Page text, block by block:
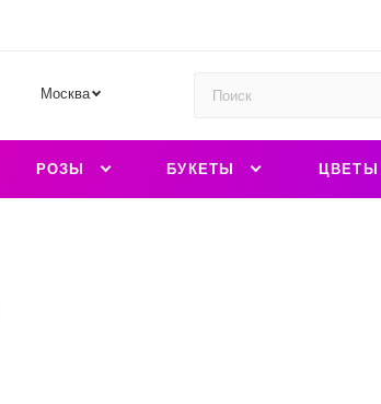
Москва
РОЗЫ БУКЕТЫ ЦВЕТЫ